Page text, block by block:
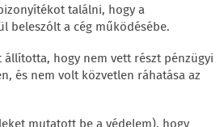
találni, hogy a
beleszólt a cég működésébe.
hogy nem vett részt pénzügyi
és nem volt közvetlen ráhatása az